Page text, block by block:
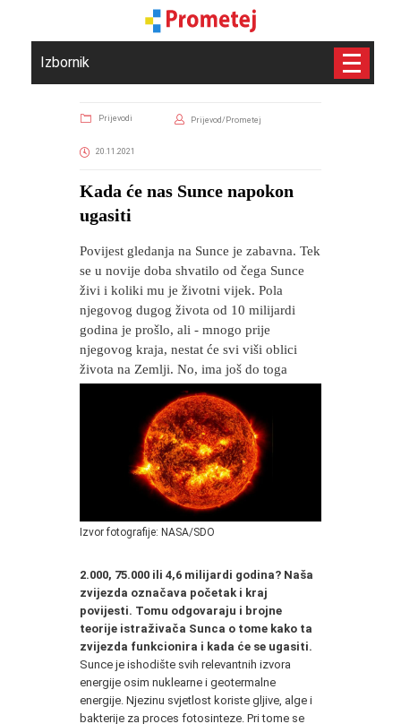
Izbornik
Prijevodi Prijevod/Prometej
20.11.2021
​Kada će nas Sunce napokon
ugasiti
Povijest gledanja na Sunce je zabavna. Tek
se u novije doba shvatilo od čega Sunce
živi i koliki mu je životni vijek. Pola
njegovog dugog života od 10 milijardi
godina je prošlo, ali - mnogo prije
njegovog kraja, nestat će svi viši oblici
života na Zemlji. No, ima još do toga
Izvor fotografije: NASA/SDO
2.000, 75.000 ili 4,6 milijardi godina? Naša
zvijezda označava početak i kraj
povijesti. Tomu odgovaraju i brojne
teorije istraživača Sunca o tome kako ta
zvijezda funkcionira i kada će se ugasiti.
Sunce je ishodište svih relevantnih izvora
energije osim nuklearne i geotermalne
energije. Njezinu svjetlost koriste gljive, alge i
bakterije za proces fotosinteze. Pri tome se